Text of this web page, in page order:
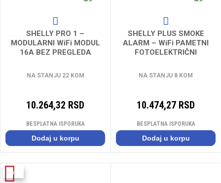
SHELLY PRO 1 –
MODULARNI WiFi MODUL
16A BEZ PREGLEDA
NA STANJU 22 KOM
10.264,32 RSD
BESPLATNA ISPORUKA
Dodaj u korpu
SHELLY PLUS SMOKE
ALARM – WiFi PAMETNI
FOTOELEKTRIČNI
NA STANJU 8 KOM
10.474,27 RSD
BESPLATNA ISPORUKA
Dodaj u korpu
-6%